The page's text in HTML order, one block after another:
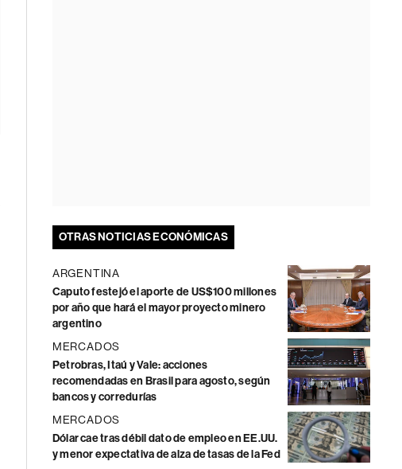
OTRAS NOTICIAS ECONÓMICAS
ARGENTINA
Caputo festejó el aporte de US$100 millones
por año que hará el mayor proyecto minero
argentino
MERCADOS
Petrobras, Itaú y Vale: acciones
recomendadas en Brasil para agosto, según
bancos y corredurías
MERCADOS
Dólar cae tras débil dato de empleo en EE.UU.
y menor expectativa de alza de tasas de la Fed